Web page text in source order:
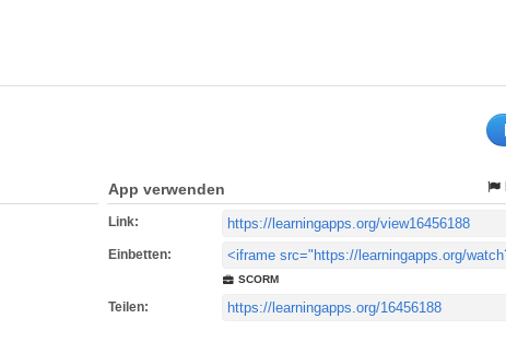
App verwenden
Link:
Einbetten:
SCORM
Teilen: